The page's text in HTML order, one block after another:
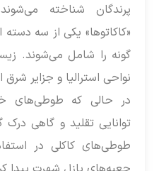
پرندگان شناخته
گونه را شامل می‌شوند.
نواحی استرالیا و جزایر
در حالی که طوطی‌های
توانایی تقلید و گاهی
طوطی‌های کاکلی در